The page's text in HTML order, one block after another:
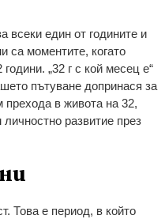
всеки един от годините и
са моментите, когато
„32 г с кой месец е“
пътуване допринася за
прехода в живота на 32,
развитие през
Това е период, в който